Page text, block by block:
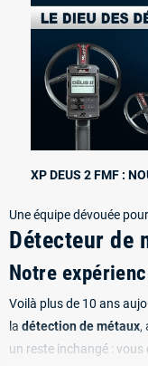
XP DEUS 2 FMF :
Une équipe dévouée
Détecteur de
Notre
Voilà plus de 10 ans
la détection de métaux,
un reste inchangé :